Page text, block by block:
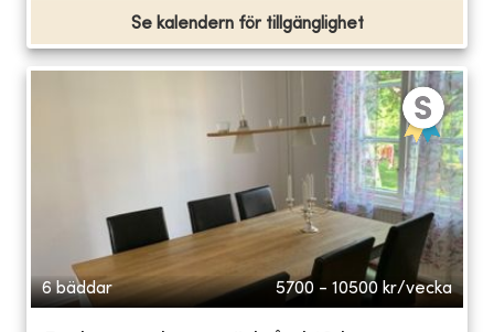
Se kalendern för tillgänglighet
6 bäddar 5700 - 10500 kr/vecka